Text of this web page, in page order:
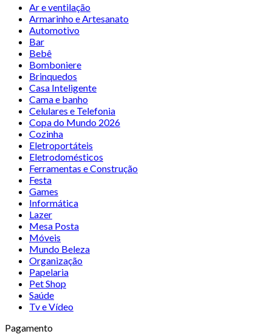
Ar e ventilação
Armarinho e Artesanato
Automotivo
Bar
Bebê
Bomboniere
Brinquedos
Casa Inteligente
Cama e banho
Celulares e Telefonia
Copa do Mundo 2026
Cozinha
Eletroportáteis
Eletrodomésticos
Ferramentas e Construção
Festa
Games
Informática
Lazer
Mesa Posta
Móveis
Mundo Beleza
Organização
Papelaria
Pet Shop
Saúde
Tv e Vídeo
Pagamento